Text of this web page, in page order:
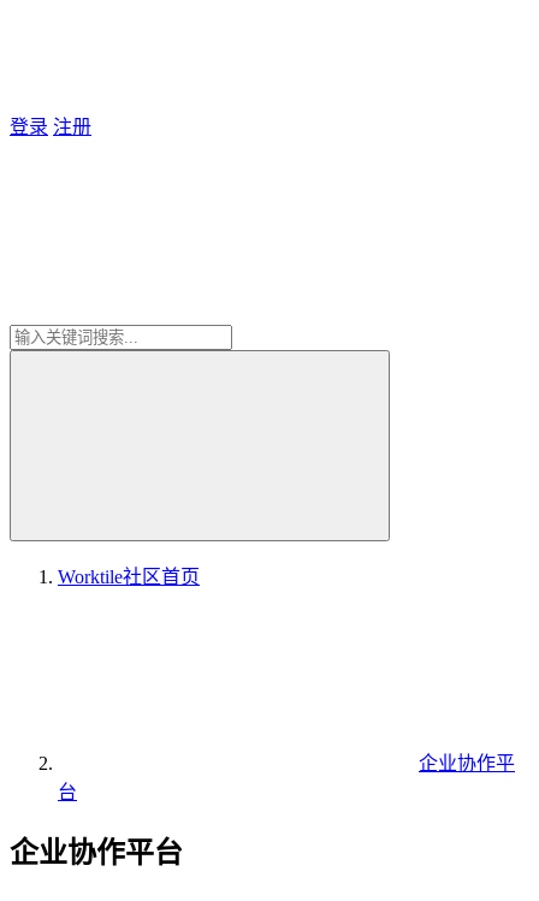
登录 注册
Worktile社区首页
企业协作平
台
企业协作平台